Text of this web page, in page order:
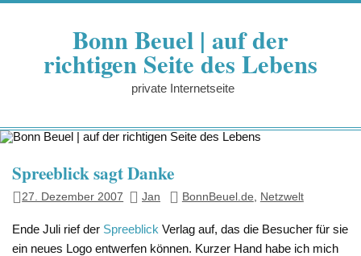
Zum
Bonn Beuel | auf der
richtigen Seite des Lebens
private Internetseite
Spreeblick sagt Danke
27. Dezember 2007 Jan BonnBeuel.de Netzwelt
Ende Juli rief der SpreeblickVerlag auf, das die Besucher für sie
ein neues Logo entwerfen können. Kurzer Hand habe ich mich